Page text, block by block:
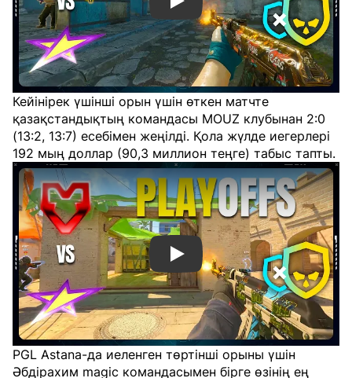
Смотреть видео YouTube
Кейінірек үшінші орын үшін өткен матчте
қазақстандықтың командасы MOUZ клубынан 2:0
(13:2, 13:7) есебімен жеңілді. Қола жүлде иегерлері
192 мың доллар (90,3 миллион теңге) табыс тапты.
Смотреть видео YouTube
PGL Astana-да иеленген төртінші орыны үшін
Әбдірахим magic командасымен бірге өзінің ең